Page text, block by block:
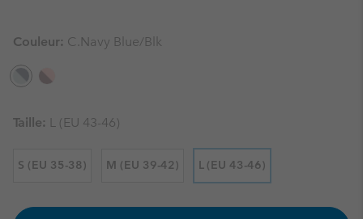
Couleur: C.Navy Blue/Blk
Taille: L (EU 43-46)
S (EU 35-38) M (EU 39-42) L (EU 43-46)